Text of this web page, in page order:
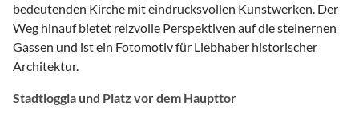
bedeutenden Kirche mit eindrucksvollen Kunstwerken. Der
Weg hinauf bietet reizvolle Perspektiven auf die steinernen
Gassen und ist ein Fotomotiv für Liebhaber historischer
Architektur.
Stadtloggia und Platz vor dem Haupttor